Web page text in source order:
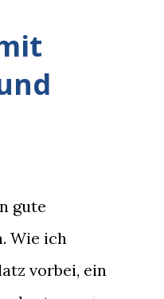
gute
Wie ich
vorbei, ein